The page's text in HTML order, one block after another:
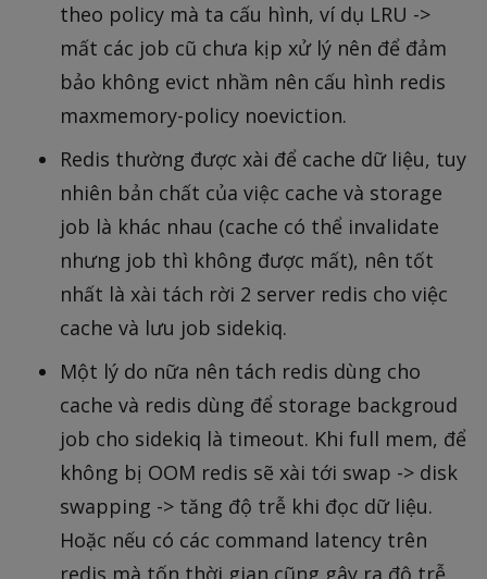
theo policy mà ta cấu hình, ví dụ LRU ->
mất các job cũ chưa kịp xử lý nên để đảm
bảo không evict nhầm nên cấu hình redis
maxmemory-policy noeviction.
Redis thường được xài để cache dữ liệu, tuy
nhiên bản chất của việc cache và storage
job là khác nhau (cache có thể invalidate
nhưng job thì không được mất), nên tốt
nhất là xài tách rời 2 server redis cho việc
cache và lưu job sidekiq.
Một lý do nữa nên tách redis dùng cho
cache và redis dùng để storage backgroud
job cho sidekiq là timeout. Khi full mem, để
không bị OOM redis sẽ xài tới swap -> disk
swapping -> tăng độ trễ khi đọc dữ liệu.
Hoặc nếu có các command latency trên